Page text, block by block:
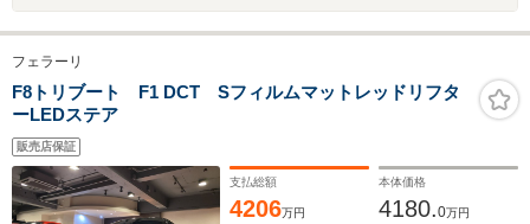
フェラーリ
F8トリブート F1 DCT Sフィルムマットレッドリフタ
ーLEDステア
販売店保証
支払総額
4206万円
本体価格
4180.0万円